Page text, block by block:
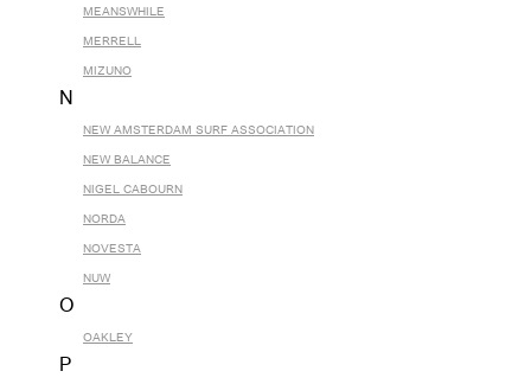
MEANSWHILE
MERRELL
MIZUNO
N
NEW AMSTERDAM SURF ASSOCIATION
NEW BALANCE
NIGEL CABOURN
NORDA
NOVESTA
NUW
O
OAKLEY
P